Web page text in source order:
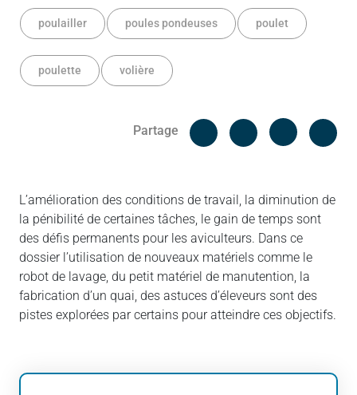
poulailler poules pondeuses poulet
poulette volière
Partage
Facebook
L’amélioration des conditions de travail, la diminution de
la pénibilité de certaines tâches, le gain de temps sont
des défis permanents pour les aviculteurs. Dans ce
dossier l’utilisation de nouveaux matériels comme le
robot de lavage, du petit matériel de manutention, la
fabrication d’un quai, des astuces d’éleveurs sont des
pistes explorées par certains pour atteindre ces objectifs.